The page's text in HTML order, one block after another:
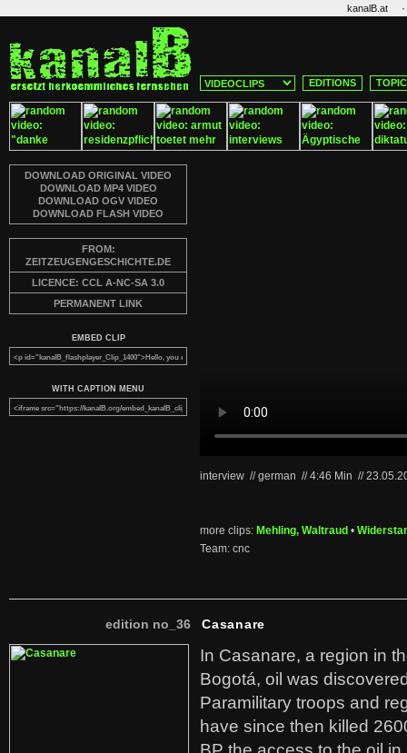
kanalB.at ·
EDITIONS
DOWNLOAD ORIGINAL VIDEO
DOWNLOAD MP4 VIDEO
DOWNLOAD OGV VIDEO
DOWNLOAD FLASH VIDEO
FROM:
ZEITZEUGENGESCHICHTE.DE
LICENCE: CCL A-NC-SA 3.0
PERMANENT LINK
EMBED CLIP
WITH CAPTION MENU
interview // german //4:46 Min //
more clips: Mehling, Waltraud •
Team: cnc
edition no_36 Casanare
In Casanare, a region in
Bogotá, oil was
Paramilitary troops and
have since then killed